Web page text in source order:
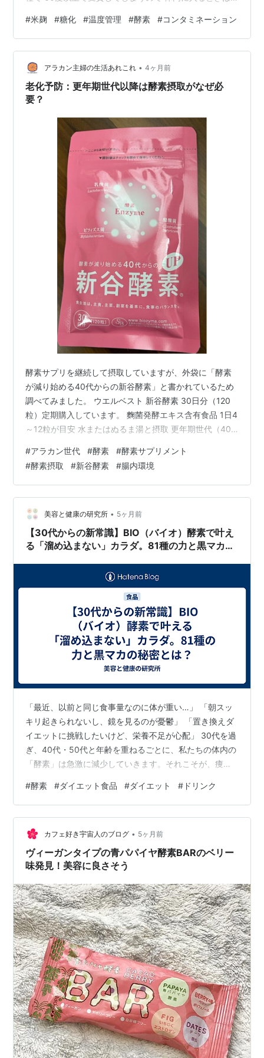
塩麹とか醤油麹は どうしても調味料として使うので 60
度以上になってしまうのは 避けられないかな～って酵素
として摂取するには 「甘酒」とか「糖化した麹そのも
の」 のほうがいいかと思います。もちろん琥珀も 調味料
として麹は活用してますよ！めっちゃおいしくなりま
す！ 琥珀が使って…
#米麹 #糖化 #温度管理 #酵素 #コンタミネーション
アラカン主婦の生活あれこれ • 4ヶ月前
老化予防：更年期世代以降は酵素摂取がなぜ必
要？
酵素サプリを継続して摂取していますが、外袋に「酵素
が減り始める40代からの新谷酵素」と書かれているため
調べてみました。 ウエルベスト 新谷酵素 30日分（120
粒）定期購入しています。 麴菌発酵エキス含有食品 1日4
～12粒が目安 水またはぬるま湯と摂取 更年期世代（40
性ホルモンの減少によって体内酵素が激減し代謝や消化
機能が低下するからです。 １ 代謝低下による体重増加・
冷え性の改善 代謝酵素の減少 ２ 消化・吸収力の低下を
サポート 消化酵素のサポート ３ 更年期不調の緩和と体
質改善 自律神経・ホルモンバランスのサポート ４ 髪・
肌のエイジ…
#アラカン世代 #酵素 #酵素サプリメント
#酵素摂取 #新谷酵素 #腸内環境
美容と健康の研究所 • 5ヶ月前
【30代からの新常識】BIO（バイオ）酵素で叶え
る「溜め込まない」カラダ。81種の力と黒マカの
「最近、以前と同じ食事量なのに体が重い…」 「朝スッ
キリ起きられないし、鏡を見るのが憂鬱」 「置き換えダ
イエットに挑戦したいけど、栄養不足が心配」 30代を過
ぎ、40代・50代と年齢を重ねるごとに、私たちの体内の
「酵素」は急激に減少していきます。それこそが、痩せ
回は、美容感度の高い女性たちの間で話題の**『BIO（バ
イオ）酵素』**を徹底解説。他とは一線を画す「発酵黒
マカ」のパワーと、賢い取り入れ方をご紹介します。 な
ぜ「酵素」が必要なの？30代からの体質の変化 他とはこ
こが違う！「BIO（バイオ）酵素」3つのこだわり 1. 厳選
された「80…
#酵素 #ダイエット食品 #ダイエット # ドリンク
カフェ好き宇宙人のブログ • 5ヶ月前
ヴィーガンタイプの青パパイヤ酵素BARのベリー
味発見！美容に良さそう